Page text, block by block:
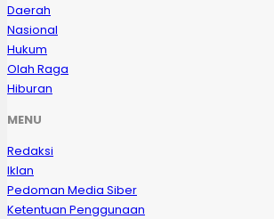
Daerah
Nasional
Hukum
Olah Raga
Hiburan
MENU
Redaksi
Iklan
Pedoman Media Siber
Ketentuan Penggunaan